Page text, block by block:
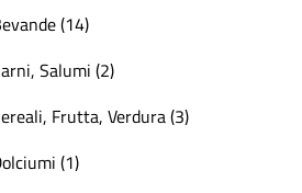
(14)
Salumi (2)
Frutta, Verdura (3)
(1)